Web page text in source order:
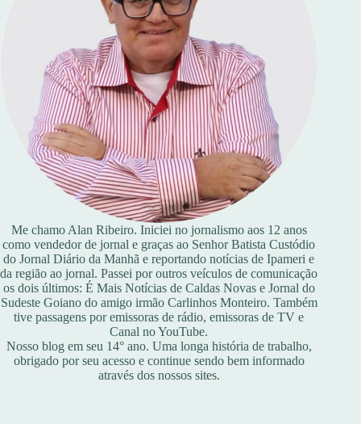
Me chamo Alan Ribeiro. Iniciei no jornalismo aos 12 anos
como vendedor de jornal e graças ao Senhor Batista Custódio
do Jornal Diário da Manhã e reportando notícias de Ipameri e
da região ao jornal. Passei por outros veículos de comunicação
os dois últimos: É Mais Notícias de Caldas Novas e Jornal do
Sudeste Goiano do amigo irmão Carlinhos Monteiro. Também
tive passagens por emissoras de rádio, emissoras de TV e
Canal no YouTube.
Nosso blog em seu 14° ano. Uma longa história de trabalho,
obrigado por seu acesso e continue sendo bem informado
através dos nossos sites.